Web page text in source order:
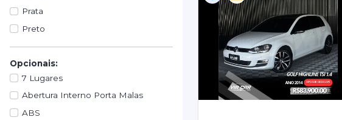
Prata
Preto
Opcionais:
7 Lugares
Abertura Interno Porta Malas
ABS